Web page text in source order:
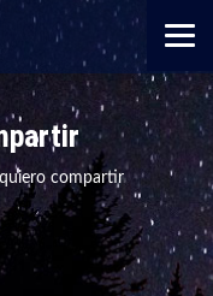
compartir